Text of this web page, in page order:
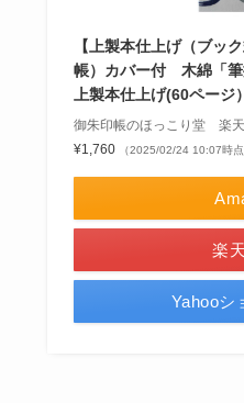
【上製本仕上げ（ブッ
帳）カバー付 木綿「筆
上製本仕上げ(60ページ）
御朱印帳のほっこり堂 楽
¥1,760
（2025/02/24 10:07時点
楽
Yahooシ